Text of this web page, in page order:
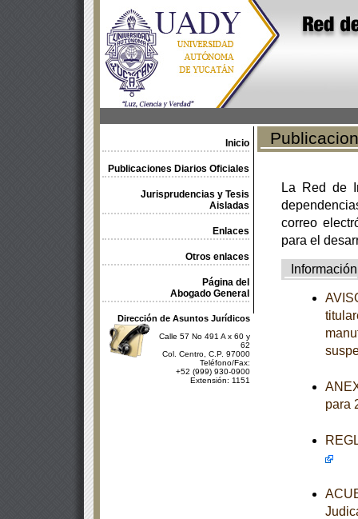
Inicio
Publicaciones Diarios Oficiales
Jurisprudencias y Tesis
Aisladas
Enlaces
Otros enlaces
Página del
Abogado General
Dirección de Asuntos Jurídicos
Calle 57 No 491 A x 60 y
62
Col. Centro, C.P. 97000
Teléfono/Fax:
+52 (999) 930-0900
Extensión: 1151
La Red de
correo
para el
Información
para